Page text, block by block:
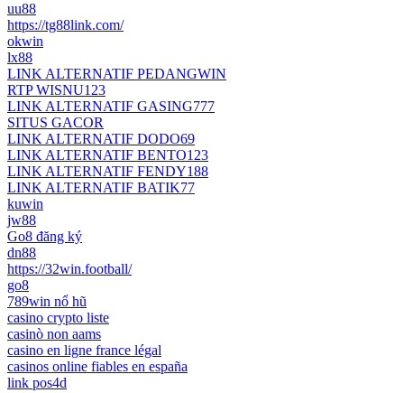
uu88
https://tg88link.com/
okwin
lx88
LINK ALTERNATIF PEDANGWIN
RTP WISNU123
LINK ALTERNATIF GASING777
SITUS GACOR
LINK ALTERNATIF DODO69
LINK ALTERNATIF BENTO123
LINK ALTERNATIF FENDY188
LINK ALTERNATIF BATIK77
kuwin
jw88
Go8 đăng ký
dn88
https://32win.football/
go8
789win nổ hũ
casino crypto liste
casinò non aams
casino en ligne france légal
casinos online fiables en españa
link pos4d